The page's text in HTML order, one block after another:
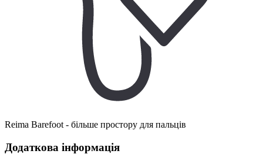
Reima Barefoot - більше простору для пальців
Додаткова інформація